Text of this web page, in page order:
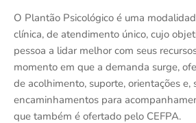
O Plantão Psicológico é uma
clínica, de atendimento único, cujo
pessoa a lidar melhor com seus
momento em que a demanda surge,
de acolhimento, suporte, orientações e,
encaminhamentos para
que também é ofertado pelo CEFPA.